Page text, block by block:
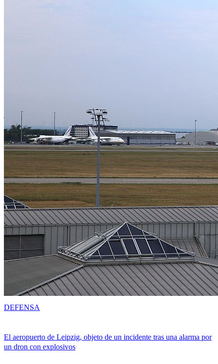
El aeropuerto de Leipzig, objeto de un incidente tras una alarma por
un dron con explosivos
DEFENSA